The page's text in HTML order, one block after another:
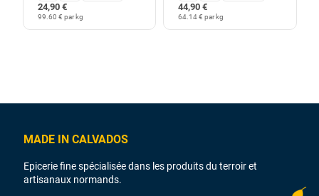
24,90 €
99.60 € par kg
44,90 €
64.14 € par kg
MADE IN CALVADOS
Epicerie fine spécialisée dans les produits du terroir et
artisanaux normands.